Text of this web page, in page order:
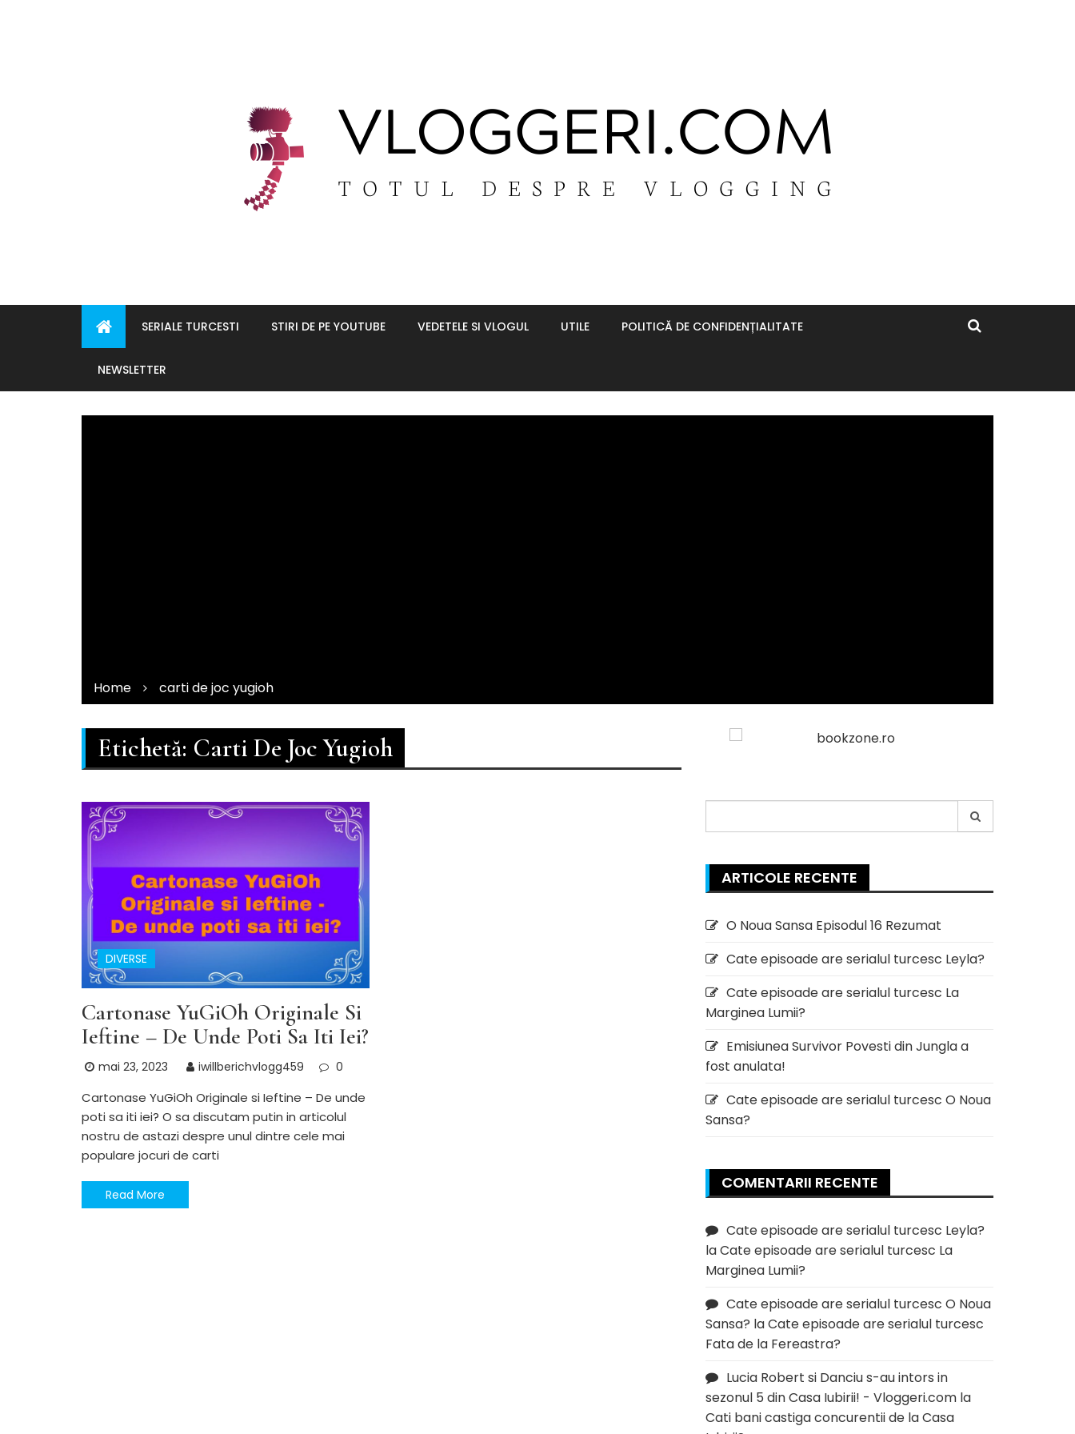
SERIALE TURCESTI STIRI DE PE YOUTUBE VEDETELE SI VLOGUL UTILE POLITICĂ DE CONFIDENȚIALITATE
NEWSLETTER
Home carti de joc yugioh
Etichetă: Carti De Joc Yugioh
DIVERSE
Cartonase YuGiOh Originale Si
Ieftine – De Unde Poti Sa Iti Iei?
mai 23, 2023 iwillberichvlogg459 0
Cartonase YuGiOh Originale si Ieftine – De unde
poti sa iti iei? O sa discutam putin in articolul
nostru de astazi despre unul dintre cele mai
populare jocuri de carti
Read More
for:
ARTICOLE RECENTE
O Noua Sansa Episodul 16 Rezumat
Cate episoade are serialul turcesc Leyla?
Cate episoade are serialul turcesc La
Marginea Lumii?
Emisiunea Survivor Povesti din Jungla a
fost anulata!
Cate episoade are serialul turcesc O Noua
Sansa?
COMENTARII RECENTE
Cate episoade are serialul turcesc Leyla?
laCate episoade are serialul turcesc La
Marginea Lumii?
Cate episoade are serialul turcesc O Noua
Sansa? laCate episoade are serialul turcesc
Fata de la Fereastra?
Lucia Robert si Danciu s-au intors in
sezonul 5 din Casa Iubirii! - Vloggeri.com la
Cati bani castiga concurentii de la Casa